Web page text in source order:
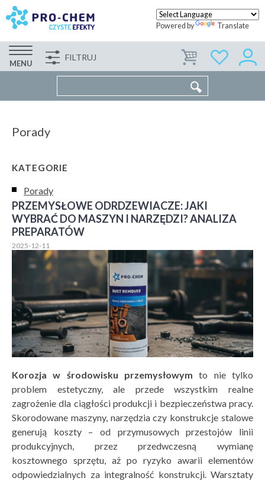
Powered by Translate
MENU
FILTRUJ WSPÓŁPRACA KONTAKT
Porady
KATEGORIE
Porady
PRZEMYSŁOWE ODRDZEWIACZE: JAKI
WYBRAĆ DO MASZYN I NARZĘDZI? ANALIZA
PREPARATÓW
2025-12-11
Korozja w środowisku przemysłowym to nie tylko
problem estetyczny, ale przede wszystkim realne
zagrożenie dla ciągłości produkcji i bezpieczeństwa pracy.
Skorodowane maszyny, narzędzia czy konstrukcje stalowe
generują koszty – od przymusowych przestojów linii
produkcyjnych, przez przedwczesną wymianę
kosztownego sprzętu, aż po ryzyko awarii elementów
odpowiedzialnych za integralność konstrukcji. Warsztaty